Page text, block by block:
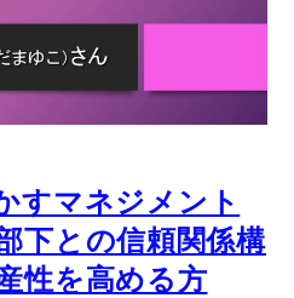
すマネジメント
下との信頼関係構
性を高める方